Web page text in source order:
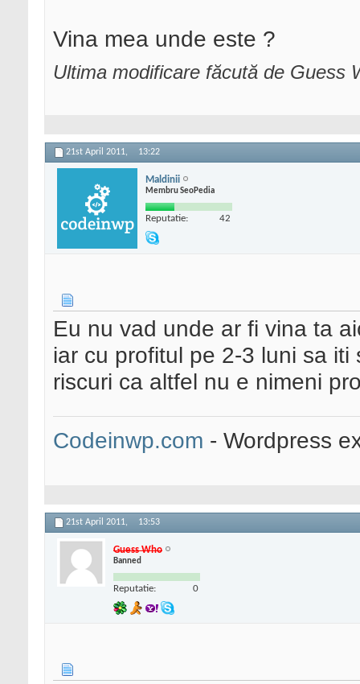
Vina mea unde este ?
Ultima modificare făcută de Guess
21st April 2011, 13:22
Maldinii
Membru SeoPedia
Reputatie: 42
Eu nu vad unde ar fi vina ta
iar cu profitul pe 2-3 luni sa
riscuri ca altfel nu e nimeni
Codeinwp.com - Wordpress
21st April 2011, 13:53
Guess Who
Banned
Reputatie: 0